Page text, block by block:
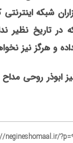
شبکه
در تاریخ نظیر
و هرگز نیز
ابوذر روحی
negineshomaal.ir/